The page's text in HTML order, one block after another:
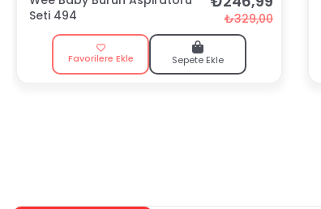
Seti 494
₺329,00
Favorilere Ekle Sepete Ekle